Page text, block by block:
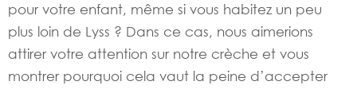
pour votre enfant, même si vous habitez un peu
plus loin de Lyss ? Dans ce cas, nous aimerions
attirer votre attention sur notre crèche et vous
montrer pourquoi cela vaut la peine d’accepter